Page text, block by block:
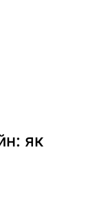
як